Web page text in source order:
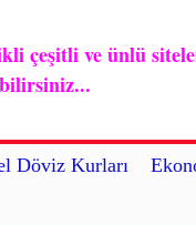
Döviz Kurları
çeşitli ve ünlü